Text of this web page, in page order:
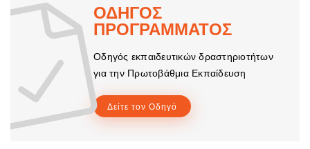
ΟΔΗΓΟΣ
ΠΡΟΓΡΑΜΜΑΤΟΣ
Οδηγός εκπαιδευτικών δραστηριοτήτων
για την Πρωτοβάθμια Εκπαίδευση
Δείτε τον Οδηγό